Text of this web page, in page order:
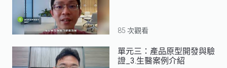
85 次觀看
單元三：產品原型開發與驗
證_3.生醫案例介紹